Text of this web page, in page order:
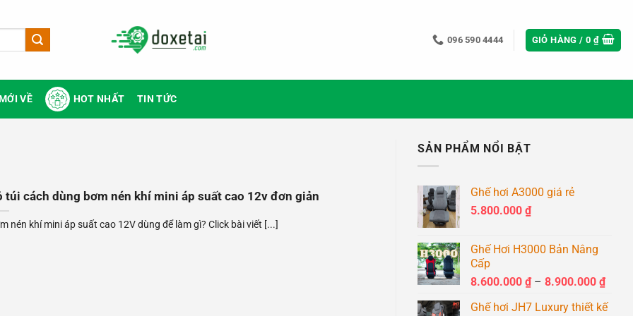
096 590 4444 GIỎ HÀNG / 0 ₫
VỀ HOT NHẤT TIN TỨC
túi cách dùng bơm nén khí mini áp suất cao 12v đơn giản
nén khí mini áp suất cao 12V dùng để làm gì? Click bài viết [...]
SẢN PHẨM NỔI BẬT
Ghế hơi A3000 giá rẻ
5.800.000 ₫
Ghế Hơi H3000 Bản Nâng
Cấp
8.600.000 ₫ – 8.900.000 ₫
từ
Ghế hơi JH7 Luxury thiết kế